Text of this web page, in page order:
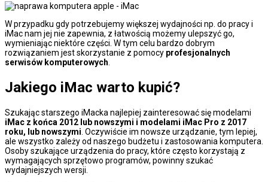
W przypadku gdy potrzebujemy większej wydajności np. do pracy i
iMac nam jej nie zapewnia, z łatwością możemy ulepszyć go,
wymieniając niektóre części. W tym celu bardzo dobrym
rozwiązaniem jest skorzystanie z pomocy profesjonalnych
serwisów komputerowych
Jakiego iMac warto kupić?
Szukając starszego iMacka najlepiej zainteresować się modelami
iMac z końca 2012 lub nowszymi i modelami iMac Pro z 2017
roku, lub nowszymi . Oczywiście im nowsze urządzanie, tym lepiej,
ale wszystko zależy od naszego budżetu i zastosowania komputera.
Osoby szukające urządzenia do pracy, które często korzystają z
wymagających sprzętowo programów, powinny szukać
wydajniejszych wersji.